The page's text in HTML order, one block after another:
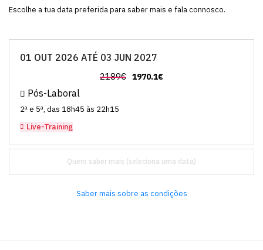
Escolhe a tua data preferida para saber mais e fala connosco.
01 OUT 2026 ATÉ 03 JUN 2027
2189€ 1970.1€
Pós-Laboral
2ª e 5ª, das 18h45 às 22h15
Live-Training
Quero saber mais
Saber mais sobre as condições